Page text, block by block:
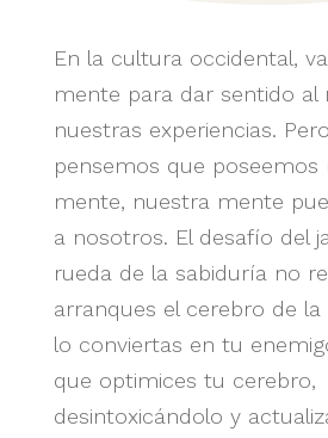
En la cultura occidental,
mente para dar sentido al
nuestras experiencias.
pensemos que poseemos
mente, nuestra mente
a nosotros. El desafío del
rueda de la sabiduría no
arranques el cerebro de la
lo conviertas en tu
que optimices tu cerebro,
desintoxicándolo y